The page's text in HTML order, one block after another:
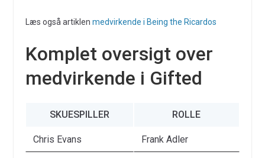
Læs også artiklen medvirkende i Being the Ricardos
Komplet oversigt over
medvirkende i Gifted
SKUESPILLER ROLLE
Chris Evans Frank Adler